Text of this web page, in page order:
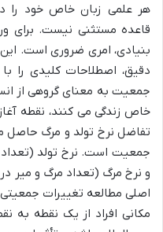
هر علمی زبان خاص خود را
قاعده مستثنی نیست. برای
بنیادی، امری ضروری است.
دقیق، اصطلاحات کلیدی را
جمعیت به معنای گروهی از
خاص زندگی می کنند، نقطه
تفاضل نرخ تولد و مرگ حاصل
جمعیت است. نرخ تولد (تعداد
و نرخ مرگ (تعداد مرگ و میر
اصلی مطالعه تغییرات
مکانی افراد از یک نقطه به